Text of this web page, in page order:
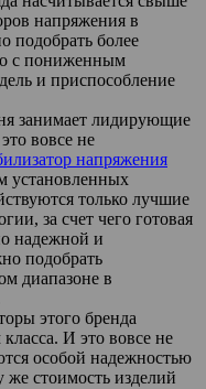
напряжения в
подобрать более
с пониженным
и приспособление
занимает лидирующие
вовсе не
напряжения
установленных
только лучшие
за счет чего готовая
надежной и
подобрать
диапазоне в
этого бренда
И это вовсе не
особой надежностью
стоимость изделий